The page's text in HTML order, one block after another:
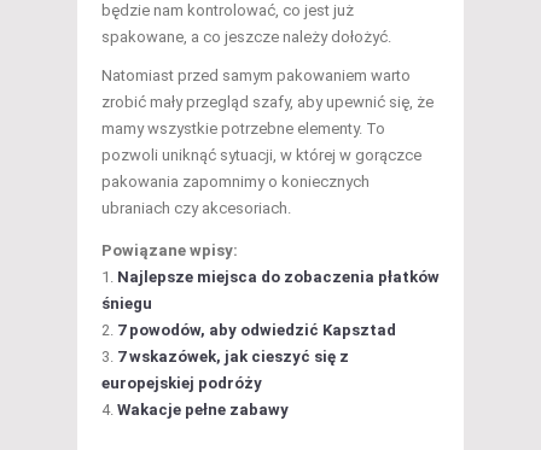
będzie nam kontrolować, co jest już
spakowane, a co jeszcze należy dołożyć.
Natomiast przed samym pakowaniem warto
zrobić mały przegląd szafy, aby upewnić się, że
mamy wszystkie potrzebne elementy. To
pozwoli uniknąć sytuacji, w której w gorączce
pakowania zapomnimy o koniecznych
ubraniach czy akcesoriach.
Powiązane wpisy:
Najlepsze miejsca do zobaczenia płatków
śniegu
7 powodów, aby odwiedzić Kapsztad
7 wskazówek, jak cieszyć się z
europejskiej podróży
Wakacje pełne zabawy